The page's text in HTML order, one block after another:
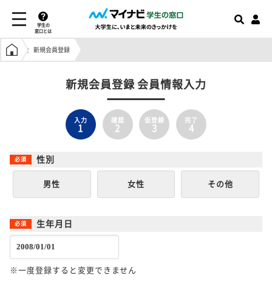
学生の
窓口とは
学生の窓口トップ
新規会員登録
新規会員登録 会員情報入力
入力
1
確認
2
仮登録
3
完了
4
性別
男性 女性 その他
生年月日
※一度登録すると変更できません